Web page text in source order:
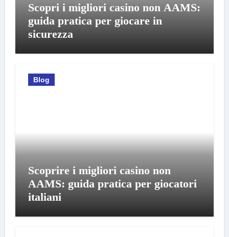
Scopri i migliori casino non AAMS:
guida pratica per giocare in
sicurezza
Blog
Scoprire i migliori casino non
AAMS: guida pratica per giocatori
italiani